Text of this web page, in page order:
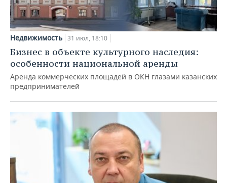
Недвижимость 31 июл, 18:10
Бизнес в объекте культурного наследия:
особенности национальной аренды
Аренда коммерческих площадей в ОКН глазами казанских
предпринимателей